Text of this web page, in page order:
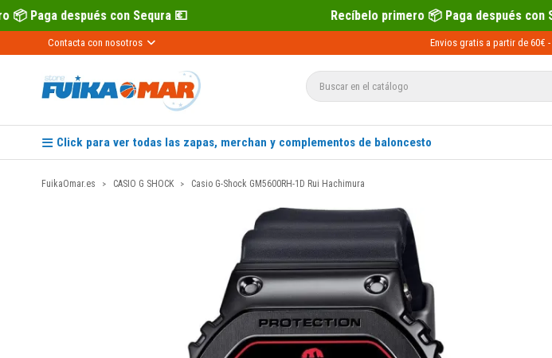
💶 Recíbelo primero 📦 Paga después con Sequra 💶
Contacta con nosotros Envios gratis a partir de 60€ -
Click para ver todas las zapas, merchan y complementos de baloncesto
FuikaOmar.es CASIO G SHOCK Casio G-Shock GM5600RH-1D Rui Hachimura